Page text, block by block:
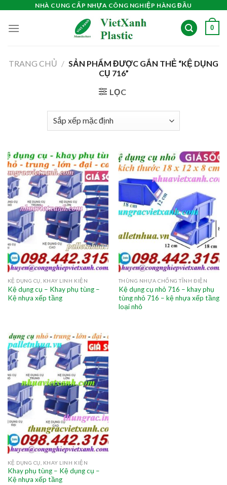
content
NHÀ CUNG CẤP NHỰA CÔNG NGHIỆP HÀNG ĐẦU
0
TRANG CHỦ / SẢN PHẨM ĐƯỢC GẮN THẺ “KỆ DỤNG
CỤ 716”
LỌC
KỆ DỤNG CỤ, KHAY LINH KIỆN
Kệ dụng cụ – Khay phụ tùng –
Kệ nhựa xếp tầng
THÙNG NHỰA CHỐNG TĨNH ĐIỆN
Kệ dụng cụ nhỏ 716 – khay phụ
tùng nhỏ 716 – kệ nhựa xếp tầng
loại nhỏ
KỆ DỤNG CỤ, KHAY LINH KIỆN
Khay phụ tùng – Kệ dụng cụ –
Kệ nhựa xếp tầng